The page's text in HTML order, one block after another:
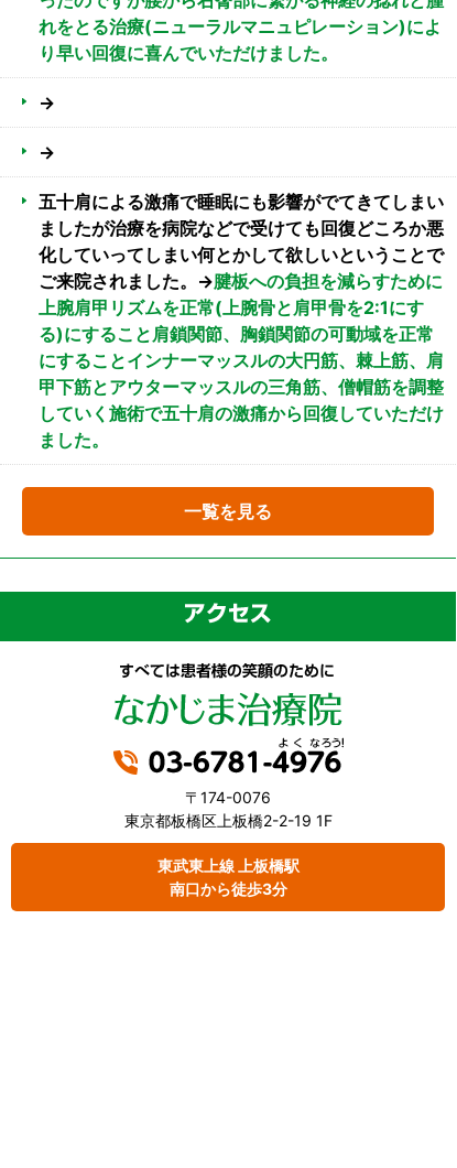
れをとる治療(ニューラルマニュピレーション)によ
り早い回復に喜んでいただけました。
→
→
五十肩による激痛で睡眠にも影響がでてきてしまい
ましたが治療を病院などで受けても回復どころか悪
化していってしまい何とかして欲しいということで
ご来院されました。→腱板への負担を減らすために
上腕肩甲リズムを正常(上腕骨と肩甲骨を2:1にす
る)にすること肩鎖関節、胸鎖関節の可動域を正常
にすることインナーマッスルの大円筋、棘上筋、肩
甲下筋とアウターマッスルの三角筋、僧帽筋を調整
していく施術で五十肩の激痛から回復していただけ
ました。
一覧を見る
〒174-0076
東京都板橋区上板橋2-2-19 1F
東武東上線 上板橋駅
南口から徒歩3分